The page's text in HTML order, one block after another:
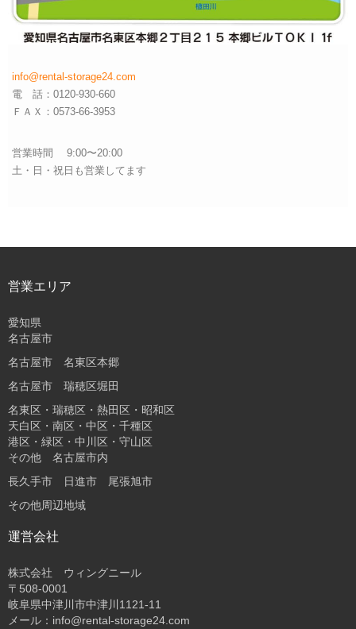
info@rental-storage24.com
電 話：0120-930-660
ＦＡＸ：0573-66-3953
営業時間 9:00〜20:00
土・日・祝日も営業してます
営業エリア
愛知県
名古屋市
名古屋市 名東区本郷
名古屋市 瑞穂区堀田
名東区・瑞穂区・熱田区・昭和区
天白区・南区・中区・千種区
港区・緑区・中川区・守山区
その他 名古屋市内
長久手市 日進市 尾張旭市
その他周辺地域
運営会社
株式会社 ウィングニール
〒508-0001
岐阜県中津川市中津川1121-11
メール：info@rental-storage24.com